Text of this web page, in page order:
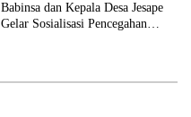
Babinsa dan Kepala Desa Jesape
Gelar Sosialisasi Pencegahan